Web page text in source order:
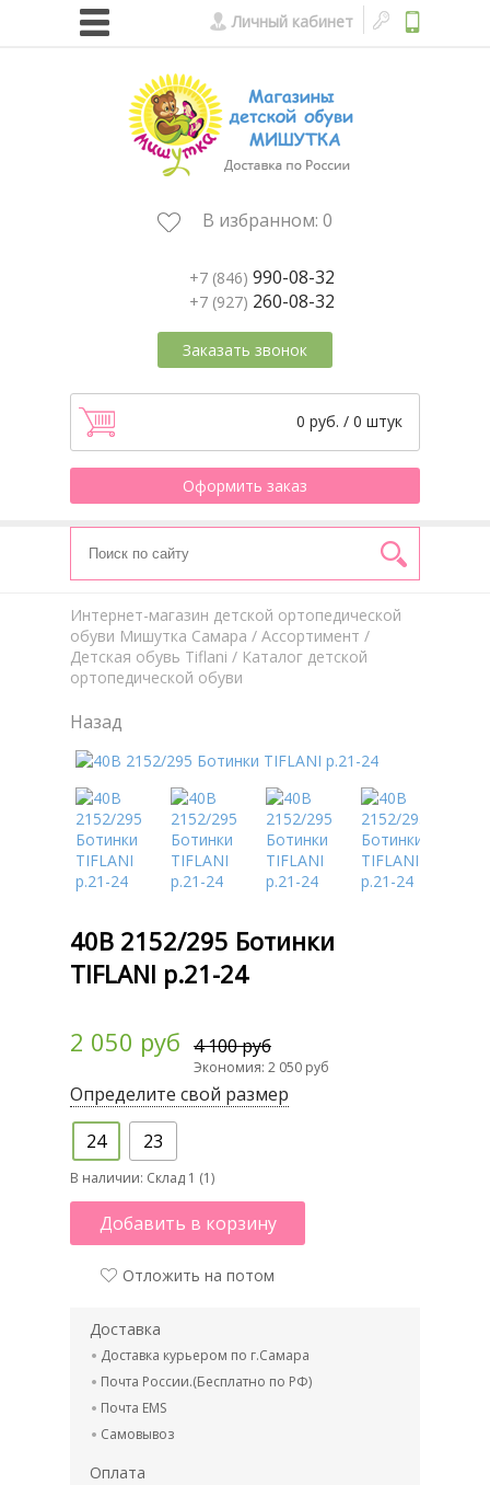
Личный кабинет
В избранном: 0
+7 (846) 990-08-32
+7 (927) 260-08-32
Заказать звонок
0 руб. / 0 штук
Оформить заказ
Интернет-магазин детской ортопедической
обуви Мишутка Самара / Aссортимент /
Детская обувь Tiflani / Каталог детской
ортопедической обуви
Назад
40В 2152/295 Ботинки
TIFLANI р.21-24
2 050 руб 4 100 руб
Экономия: 2 050 руб
Определите свой размер
24
23
В наличии: Склад 1 (1)
Добавить в корзину
Отложить на потом
Доставка
Доставка курьером по г.Самара
Почта России.(Бесплатно по РФ)
Почта EMS
Самовывоз
Оплата